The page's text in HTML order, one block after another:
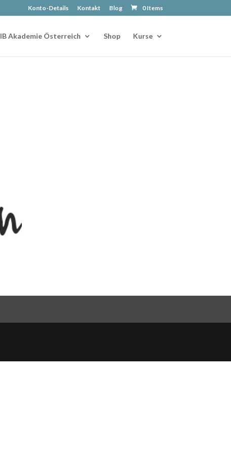
Konto-Details Kontakt Blog 0 Items
IB Akademie Österreich Shop Kurse